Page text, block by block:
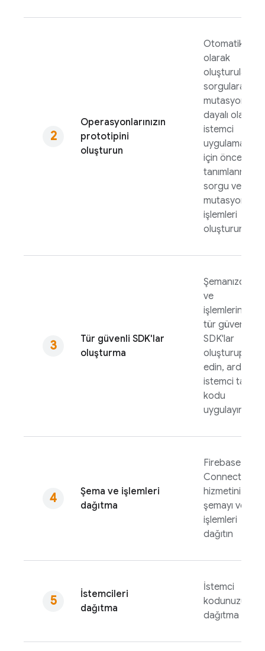
Operasyonlarınızın
prototipini
oluşturun
Otomatik
olarak
oluşturulan
sorgulara ve
mutasyonlara
dayalı olarak
istemci
uygulamaları
için önceden
tanımlanmış
sorgu ve
mutasyon
işlemleri
oluşturun.
Tür güvenli SDK'lar
oluşturma
Şemanızdan
ve
işlemlerinizden
tür güvenli
SDK'lar
oluşturup test
edin, ardından
istemci tarafı
kodu
uygulayın
Şema ve işlemleri
dağıtma
Firebase SQL
Connect
hizmetiniz için
şemayı ve
işlemleri
dağıtın
İstemcileri
dağıtma
İstemci
kodunuzu
dağıtma